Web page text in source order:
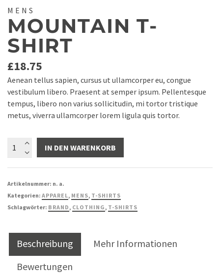
MENS
MOUNTAIN T-
SHIRT
£18.75
Aenean tellus sapien, cursus ut ullamcorper eu, congue
vestibulum libero. Praesent at semper ipsum. Pellentesque
tempus, libero non varius sollicitudin, mi tortor tristique
metus, viverra ullamcorper lorem ligula quis tortor.
Mountain
IN DEN WARENKORB
Artikelnummer: n. a.
Kategorien: APPAREL, MENS, T-SHIRTS
Schlagwörter: BRAND, CLOTHING, T-SHIRTS
Beschreibung
Mehr Informationen
Bewertungen